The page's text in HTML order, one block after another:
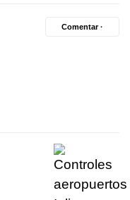
Comentar ·